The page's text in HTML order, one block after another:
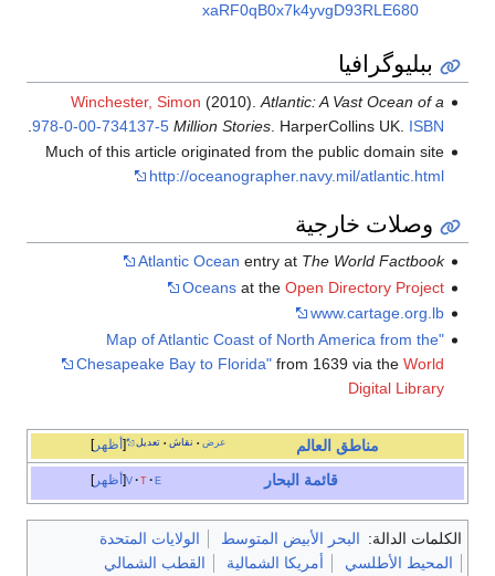
xaRF0qB0x7k4yvgD93RLE680
ببليوگرافيا
Winchester, Simon (2010). Atlantic: A Vast Ocean of a
Million Stories. HarperCollins UK. ISBN
978-0-00-734137-5
Much of this article originated from the public domain site
http://oceanographer.navy.mil/atlantic.html
وصلات خارجية
Atlantic Ocean entry at The World Factbook
Oceansat the Open Directory Project
www.cartage.org.lb
"Map of Atlantic Coast of North America from the
Chesapeake Bay to Florida"from 1639 via the World
Digital Library
أظهر عرض • نقاش • تعديل مناطق العالم
أظهر v t e قائمة البحار
الكلمات الدالة: البحر الأبيض المتوسط
الولايات المتحدة
المحيط الأطلسي
أمريكا الشمالية
القطب الشمالي